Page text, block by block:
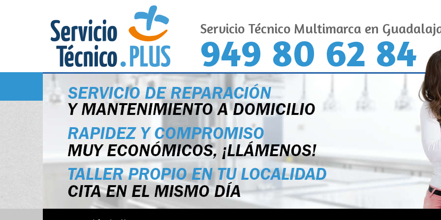
Servicio Técnico Multimarca en
949 80 62 84